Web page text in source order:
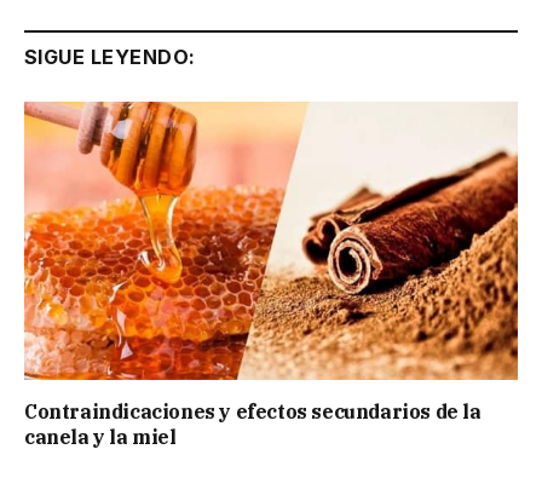
SIGUE LEYENDO:
Contraindicaciones y efectos secundarios de la
canela y la miel